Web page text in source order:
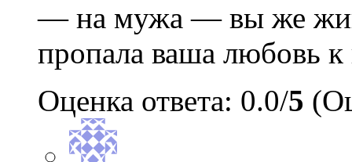
— на мужа — вы же
пропала ваша любовь к
Оценка ответа: 0.0/5